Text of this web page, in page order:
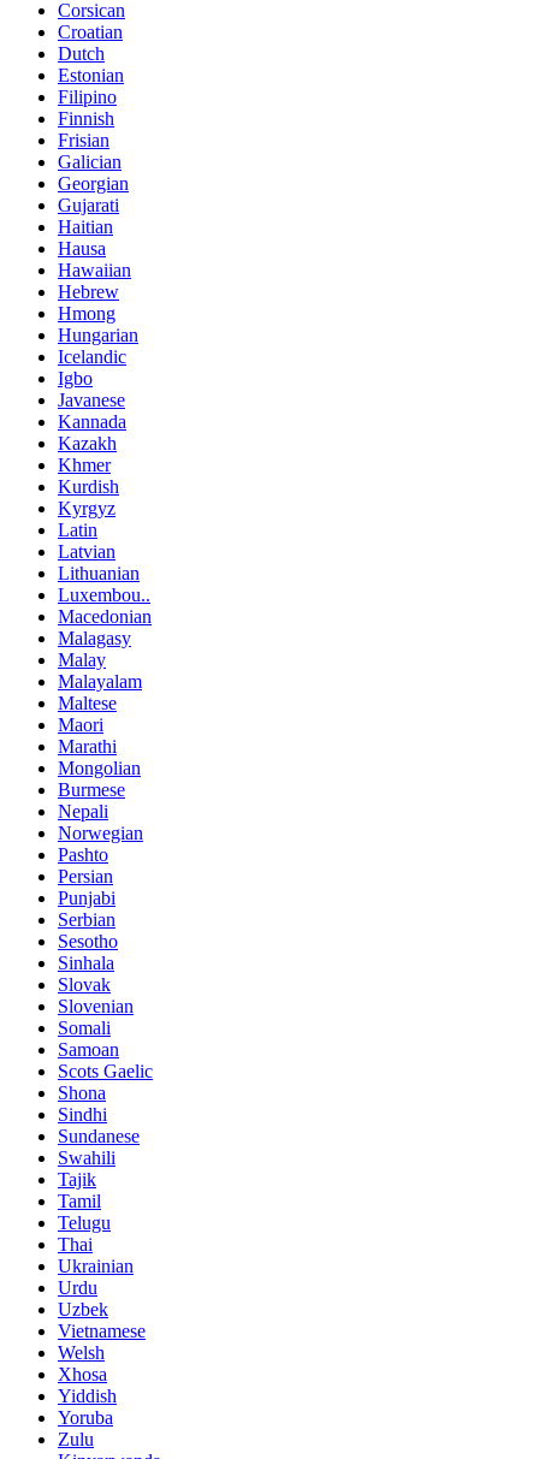
Corsican
Croatian
Dutch
Estonian
Filipino
Finnish
Frisian
Galician
Georgian
Gujarati
Haitian
Hausa
Hawaiian
Hebrew
Hmong
Hungarian
Icelandic
Igbo
Javanese
Kannada
Kazakh
Khmer
Kurdish
Kyrgyz
Latin
Latvian
Lithuanian
Luxembou..
Macedonian
Malagasy
Malay
Malayalam
Maltese
Maori
Marathi
Mongolian
Burmese
Nepali
Norwegian
Pashto
Persian
Punjabi
Serbian
Sesotho
Sinhala
Slovak
Slovenian
Somali
Samoan
Scots Gaelic
Shona
Sindhi
Sundanese
Swahili
Tajik
Tamil
Telugu
Thai
Ukrainian
Urdu
Uzbek
Vietnamese
Welsh
Xhosa
Yiddish
Yoruba
Zulu